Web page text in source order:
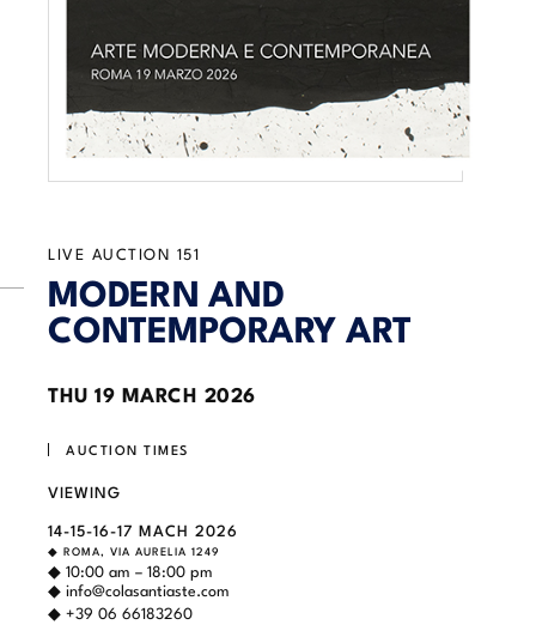
LIVE AUCTION 151
MODERN AND
CONTEMPORARY ART
THU 19 MARCH 2026
AUCTION TIMES
VIEWING
14-15-16-17 MACH 2026
◆ ROMA, VIA AURELIA 1249
◆ 10:00 am – 18:00 pm
◆ info@colasantiaste.com
◆ +39 06 66183260